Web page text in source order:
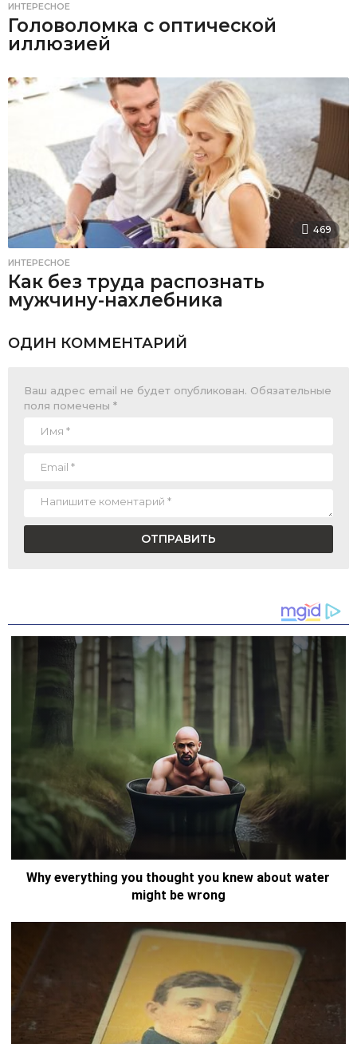
ИНТЕРЕСНОЕ
Головоломка с оптической
иллюзией
469
ИНТЕРЕСНОЕ
Как без труда распознать
мужчину-нахлебника
ОДИН КОММЕНТАРИЙ
Ваш адрес email не будет опубликован. Обязательные
поля помечены *